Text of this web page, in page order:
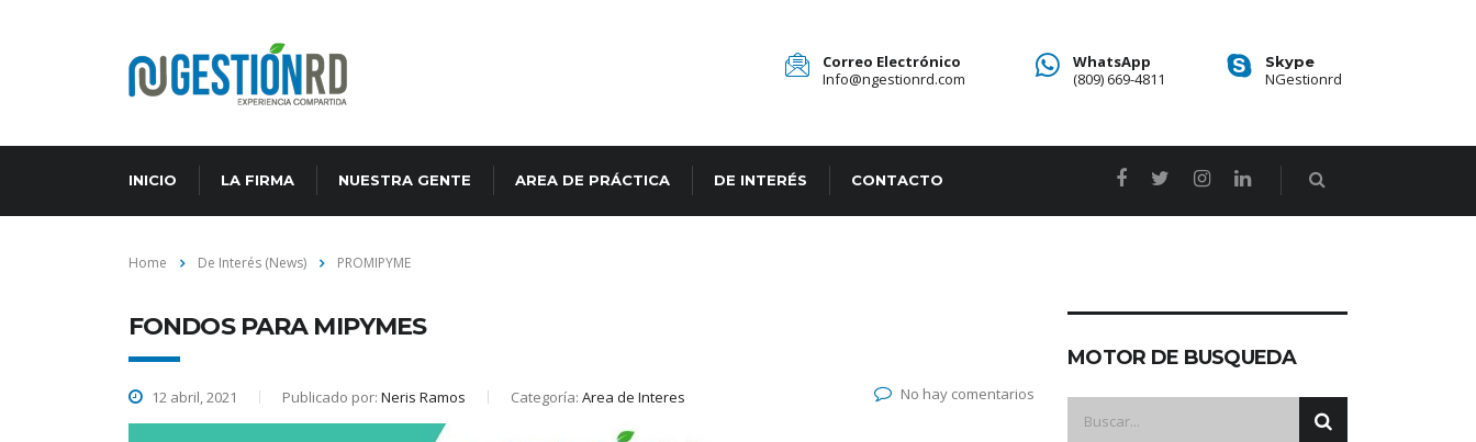
Skype
NGestionrd
WhatsApp
(809) 669-4811
Correo Electrónico
Info@ngestionrd.com
INICIO LA FIRMA NUESTRA GENTE AREA DE PRÁCTICA DE INTERÉS CONTACTO
Home De Interés (News) PROMIPYME
FONDOS PARA MIPYMES
12 abril, 2021 Publicado por: Neris Ramos Categoría: Area de Interes No hay comentarios
MOTOR DE BUSQUEDA